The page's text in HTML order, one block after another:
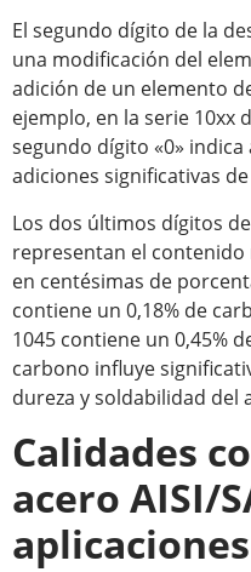
El segundo dígito de la
una modificación del
adición de un elemento
ejemplo, en la serie 10xx
segundo dígito «0»
adiciones significativas
Los dos últimos dígitos
representan el
en centésimas de
contiene un 0,18% de
1045 contiene un 0,45%
carbono influye
dureza y soldabilidad del
Calidades
acero AISI/
aplicaciones